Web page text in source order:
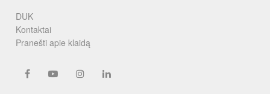
DUK
Kontaktai
Pranešti apie klaidą